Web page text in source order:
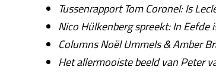
Tussenrapport Tom Coronel: Is
Nico Hülkenberg spreekt: In
Columns Noël Ummels & Amber
Het allermooiste beeld van Peter